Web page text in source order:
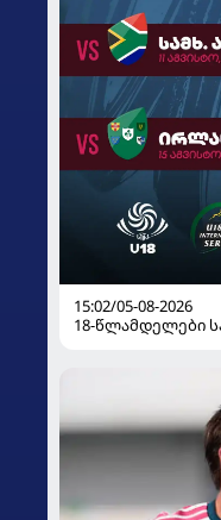
15:02/05-08-2026
18-წლამდელები